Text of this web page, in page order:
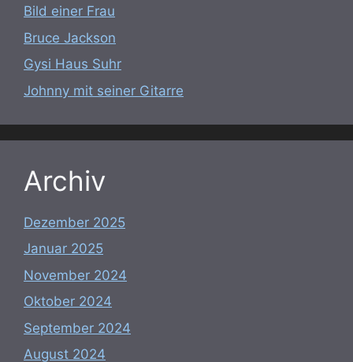
Bild einer Frau
Bruce Jackson
Gysi Haus Suhr
Johnny mit seiner Gitarre
Archiv
Dezember 2025
Januar 2025
November 2024
Oktober 2024
September 2024
August 2024